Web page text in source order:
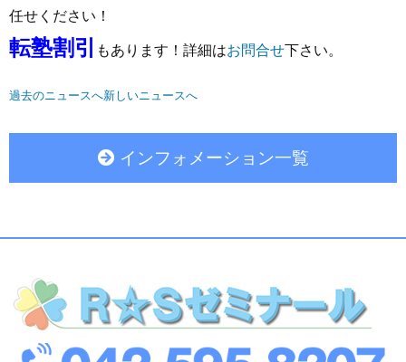
任せください！
転塾割引 もあります！詳細はお問合せ下さい。
過去のニュースへ新しいニュースへ
インフォメーション一覧